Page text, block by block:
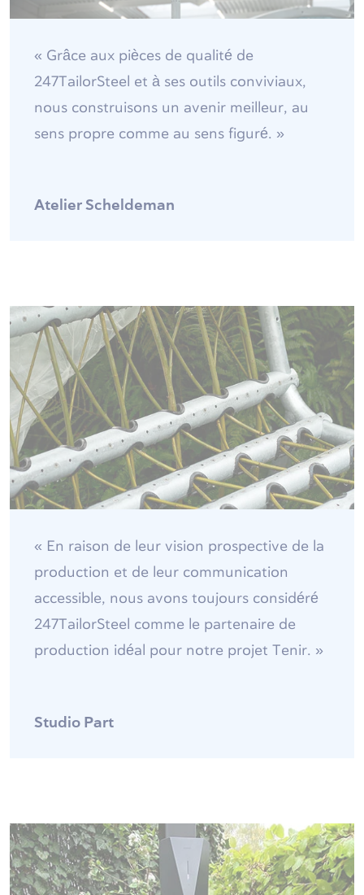
« Grâce aux pièces de qualité de
247TailorSteel et à ses outils conviviaux,
nous construisons un avenir meilleur, au
sens propre comme au sens figuré. »
Atelier Scheldeman
« En raison de leur vision prospective de la
production et de leur communication
accessible, nous avons toujours considéré
247TailorSteel comme le partenaire de
production idéal pour notre projet Tenir. »
Studio Part